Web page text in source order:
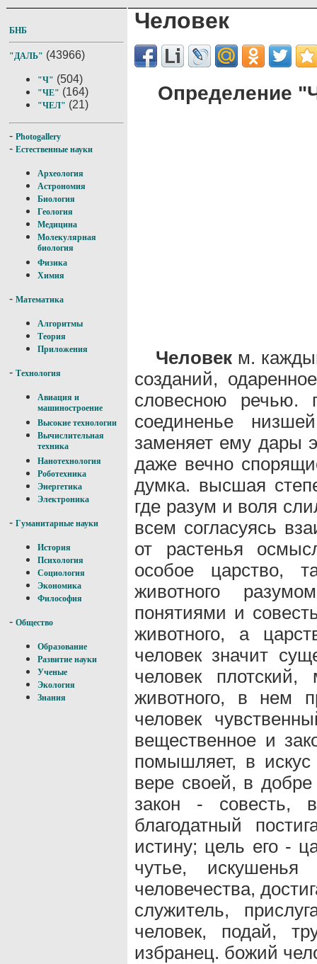
БНБ
"ДАЛЬ" (43966)
"Ч" (504)
"ЧЕ" (164)
"ЧЕЛ" (21)
- Photogallery
- Естественные науки
Археология
Астрономия
Биология
Геология
Медицина
Молекулярная
биология
Физика
Химия
- Математика
Алгоритмы
Теория
Приложения
- Технология
Авиация и
машиностроение
Высокие технологии
Вычислительная
техника
Нанотехнология
Роботехника
Энергетика
Электроника
- Гуманитарные науки
История
Психология
Социология
Экономика
Философия
- Общество
Образование
Развитие науки
Ученые
Экология
Знания
Человек
Определение
Человек м.
созданий,
словесною речью.
соединенье
заменяет ему дары
даже вечно
думка. высшая
где разум и воля
всем согласуясь
от растенья
особое царство,
животного
понятиями и
животного, а
человек значит
человек
животного, в нем
человек
вещественное и
помышляет, в
вере своей, в
закон - совесть,
благодатный
истину; цель его -
чутье,
человечества,
служитель,
человек, подай,
избранец. божий